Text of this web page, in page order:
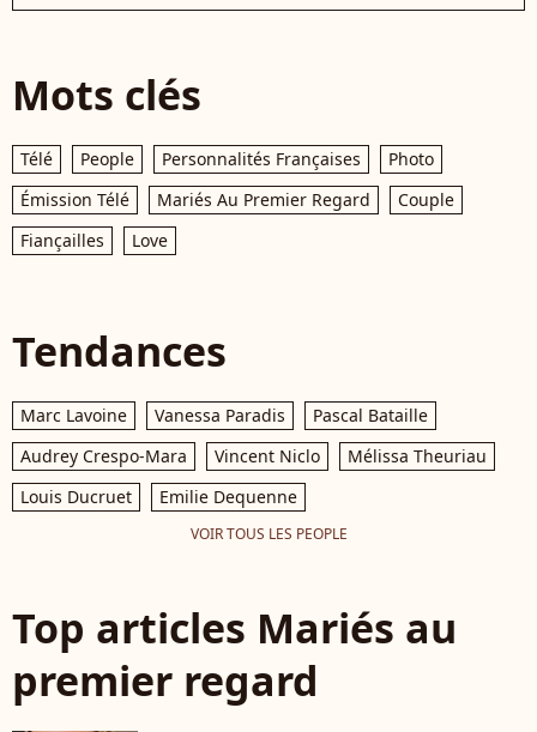
Mots clés
Télé People Personnalités Françaises
Photo
Émission Télé
Mariés Au Premier Regard
Couple
Fiançailles
Love
Tendances
Marc Lavoine Vanessa Paradis
Pascal Bataille
Audrey Crespo-Mara
Vincent Niclo
Mélissa Theuriau
Louis Ducruet
Emilie Dequenne
VOIR TOUS LES PEOPLE
Top articles Mariés au
premier regard